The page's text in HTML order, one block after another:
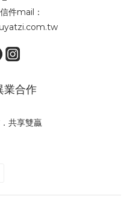
件mail：
業合作
共享雙贏